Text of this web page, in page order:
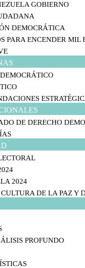
GOBIERNO
DEMOCRÁTICA
PARA ENCENDER MIL
DE DERECHO
2024
DE LA PAZ Y
PROFUNDO